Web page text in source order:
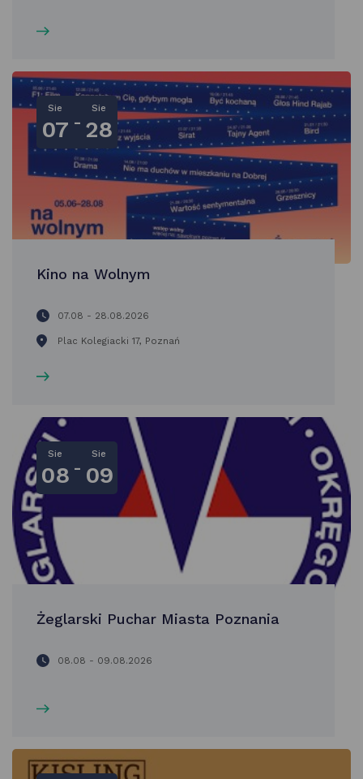
Sie
07 -
Sie
28
Kino na Wolnym
07.08 - 28.08.2026
Plac Kolegiacki 17, Poznań
Sie
08 -
Sie
09
Żeglarski Puchar Miasta Poznania
08.08 - 09.08.2026